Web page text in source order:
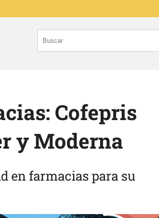
Cofepris
y Moderna
en farmacias para su